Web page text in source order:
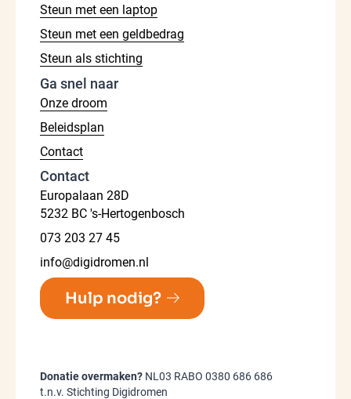
Steun met een laptop
Steun met een geldbedrag
Steun als stichting
Ga snel naar
Onze droom
Beleidsplan
Contact
Contact
Europalaan 28D
5232 BC 's-Hertogenbosch
073 203 27 45
info@digidromen.nl
Hulp nodig?
Donatie overmaken? NL03 RABO 0380 686 686
t.n.v. Stichting Digidromen